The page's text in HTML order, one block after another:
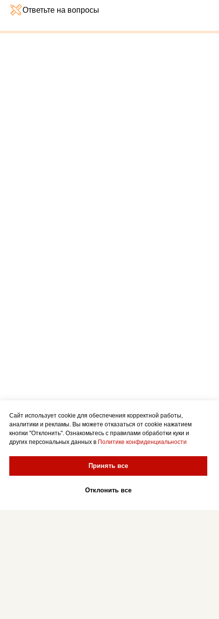
Ответьте на вопросы
Сайт использует cookie для обеспечения корректной работы,
аналитики и рекламы. Вы можете отказаться от cookie нажатием
кнопки "Отклонить". Ознакомьтесь с правилами обработки куки и
других персональных данных в Политике конфиденциальности
Принять все
Отклонить все